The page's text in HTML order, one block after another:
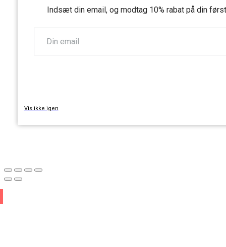
Indsæt din email, og modtag 10% rabat på din
Vis ikke igen